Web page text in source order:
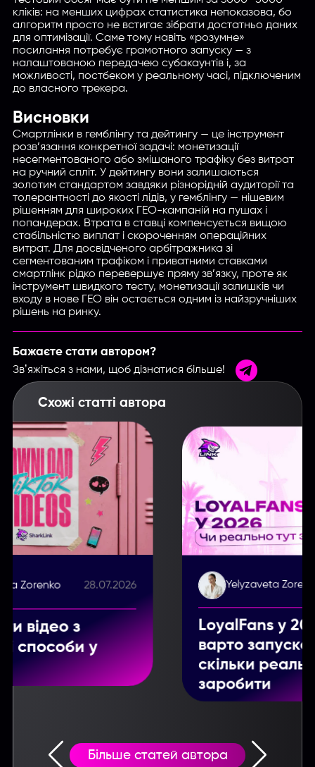
кліків: на менших цифрах статистика непоказова, бо
алгоритм просто не встигає зібрати достатньо даних
для оптимізації. Саме тому навіть «розумне»
посилання потребує грамотного запуску — з
налаштованою передачею субакаунтів і, за
можливості, постбеком у реальному часі, підключеним
до власного трекера.
Висновки
Смартлінки в гемблінгу та дейтингу — це інструмент
розв’язання конкретної задачі: монетизації
несегментованого або змішаного трафіку без витрат
на ручний спліт. У дейтингу вони залишаються
золотим стандартом завдяки різнорідній аудиторії та
толерантності до якості лідів, у гемблінгу — нішевим
рішенням для широких ГЕО-кампаній на пушах і
попандерах. Втрата в ставці компенсується вищою
стабільністю виплат і скороченням операційних
витрат. Для досвідченого арбітражника зі
сегментованим трафіком і приватними ставками
смартлінк рідко перевершує пряму зв’язку, проте як
інструмент швидкого тесту, монетизації залишків чи
входу в нове ГЕО він остається одним із найзручніших
рішень на ринку.
Бажаєте стати автором?
Звʼяжіться з нами, щоб дізнатися більше!
Схожі статті автора
Yelyzaveta Zorenko 28.07.2026
LoyalFans у 2026 році: чи
варто запускатися та
скільки реально можна
заробити
Більше статей автора